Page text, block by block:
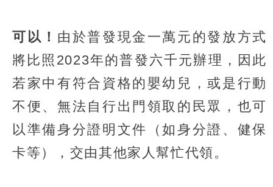
可以！ 由於普發現金一萬元的發放方式
將比照2023年的普發六千元辦理，因此
若家中有符合資格的嬰幼兒，或是行動
不便、無法自行出門領取的民眾，也可
以準備身分證明文件（如身分證、健保
卡等），交由其他家人幫忙代領。